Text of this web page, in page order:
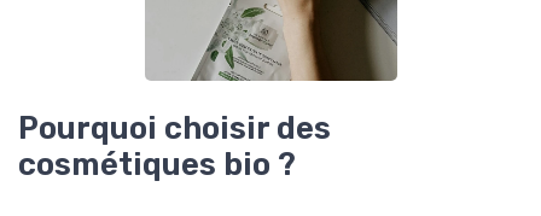
Pourquoi choisir des
cosmétiques bio ?